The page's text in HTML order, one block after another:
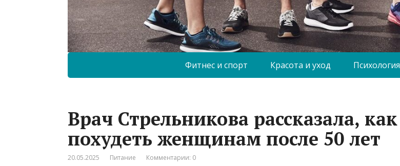
Фитнес и спорт Красота и уход Психология
Врач Стрельникова рассказала, как
похудеть женщинам после 50 лет
20.05.2025 Питание Комментарии: 0